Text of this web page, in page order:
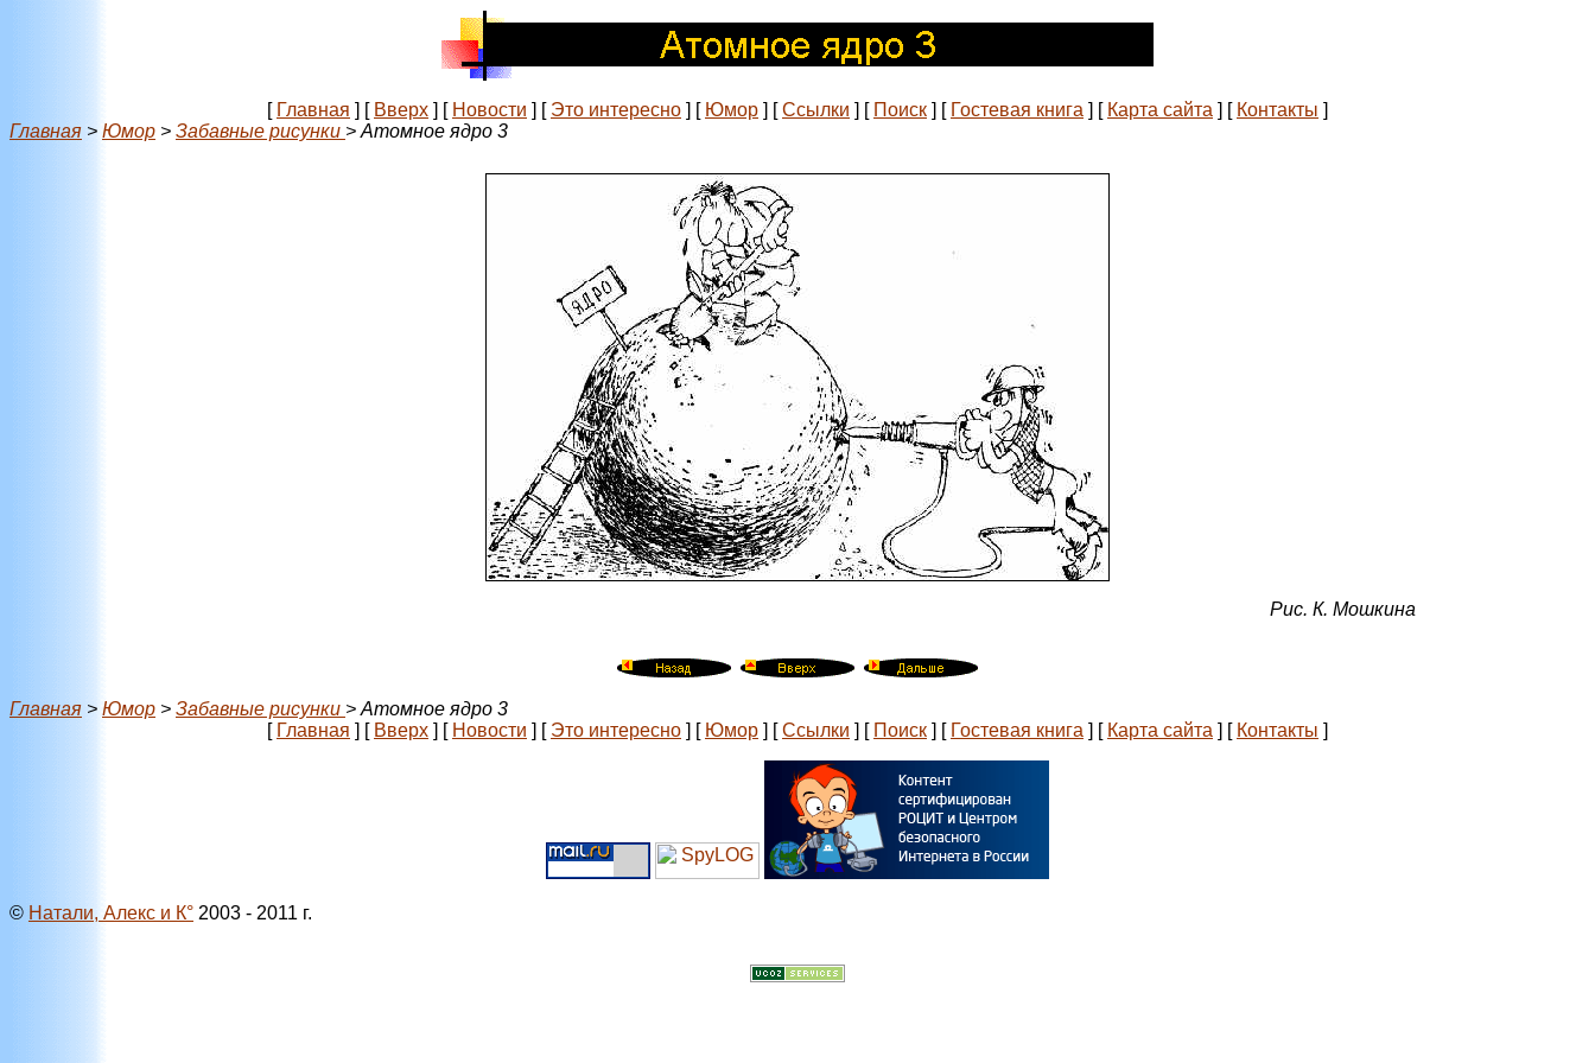
[ Главная ] [ Вверх ] [ Новости ] [ Это интересно ] [ Юмор ] [Ссылки ] [ Поиск ] [ Гостевая книга ] [ Карта сайта ] [ Контакты ]
Главная > Юмор > Забавные рисунки > Атомное ядро 3
Рис. К. Мошкина
Главная > Юмор > Забавные рисунки > Атомное ядро 3
[ Главная ] [ Вверх ] [ Новости ] [ Это интересно ] [ Юмор ] [Ссылки ] [ Поиск ] [ Гостевая книга ] [ Карта сайта ] [ Контакты ]
© Натали, Алекс и К° 2003 - 2011 г.